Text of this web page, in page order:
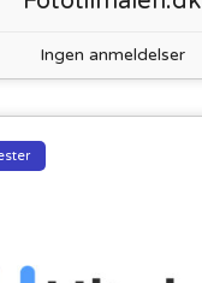
Ingen anmeldelser